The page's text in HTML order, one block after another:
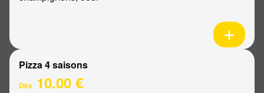
Pizza 4 saisons
Dès 10.00 €